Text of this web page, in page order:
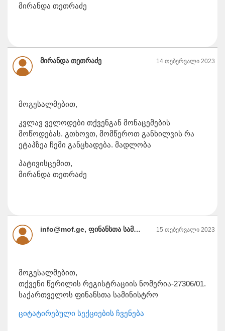
მირანდა თეთრაძე
მირანდა თეთრაძე 14 თებერვალი 2023
მოგესალმებით,
კვლავ ველოდები თქვენგან მონაცემების
მოწოდებას. გთხოვთ, მომწეროთ განხილვის რა
ეტაპზეა ჩემი განცხადება. მადლობა
პატივისცემით,
მირანდა თეთრაძე
info@mof.ge, ფინანსთა სამინისტრო 15 თებერვალი 2023
მოგესალმებით,
თქვენი წერილის რეგისტრაციის ნომერია-27306/01.
საქართველოს ფინანსთა სამინისტრო
ციტატირებული სექციების ჩვენება